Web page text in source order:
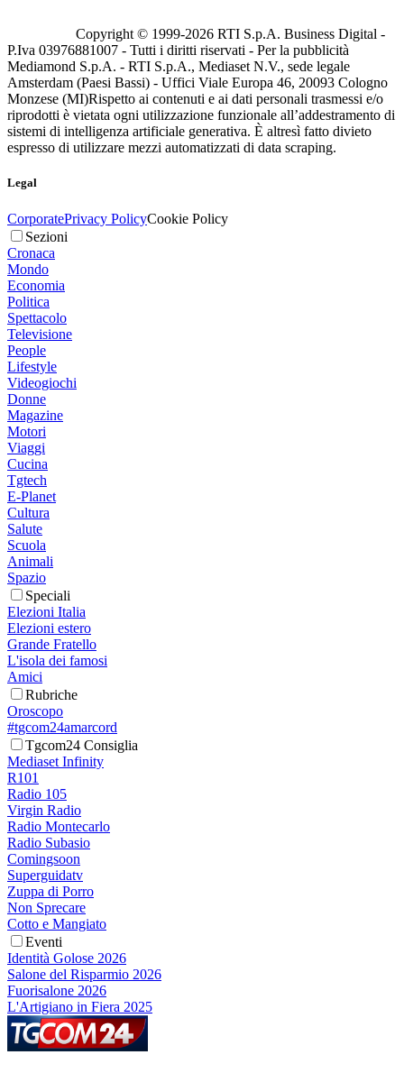
Copyright © 1999-2026 RTI S.p.A. Business Digital -
P.Iva 03976881007 - Tutti i diritti riservati - Per la pubblicità
Mediamond S.p.A. - RTI S.p.A., Mediaset N.V., sede legale
Amsterdam (Paesi Bassi) - Uffici Viale Europa 46, 20093 Cologno
Monzese (MI)Rispetto ai contenuti e ai dati personali trasmessi e/o
riprodotti è vietata ogni utilizzazione funzionale all’addestramento di
sistemi di intelligenza artificiale generativa. È altresì fatto divieto
espresso di utilizzare mezzi automatizzati di data scraping.
Legal
CorporatePrivacy PolicyCookie Policy
Sezioni
Cronaca
Mondo
Economia
Politica
Spettacolo
Televisione
People
Lifestyle
Videogiochi
Donne
Magazine
Motori
Viaggi
Cucina
Tgtech
E-Planet
Cultura
Salute
Scuola
Animali
Spazio
Speciali
Elezioni Italia
Elezioni estero
Grande Fratello
L'isola dei famosi
Amici
Rubriche
Oroscopo
#tgcom24amarcord
Tgcom24 Consiglia
Mediaset Infinity
R101
Radio 105
Virgin Radio
Radio Montecarlo
Radio Subasio
Comingsoon
Superguidatv
Zuppa di Porro
Non Sprecare
Cotto e Mangiato
Eventi
Identità Golose 2026
Salone del Risparmio 2026
Fuorisalone 2026
L'Artigiano in Fiera 2025